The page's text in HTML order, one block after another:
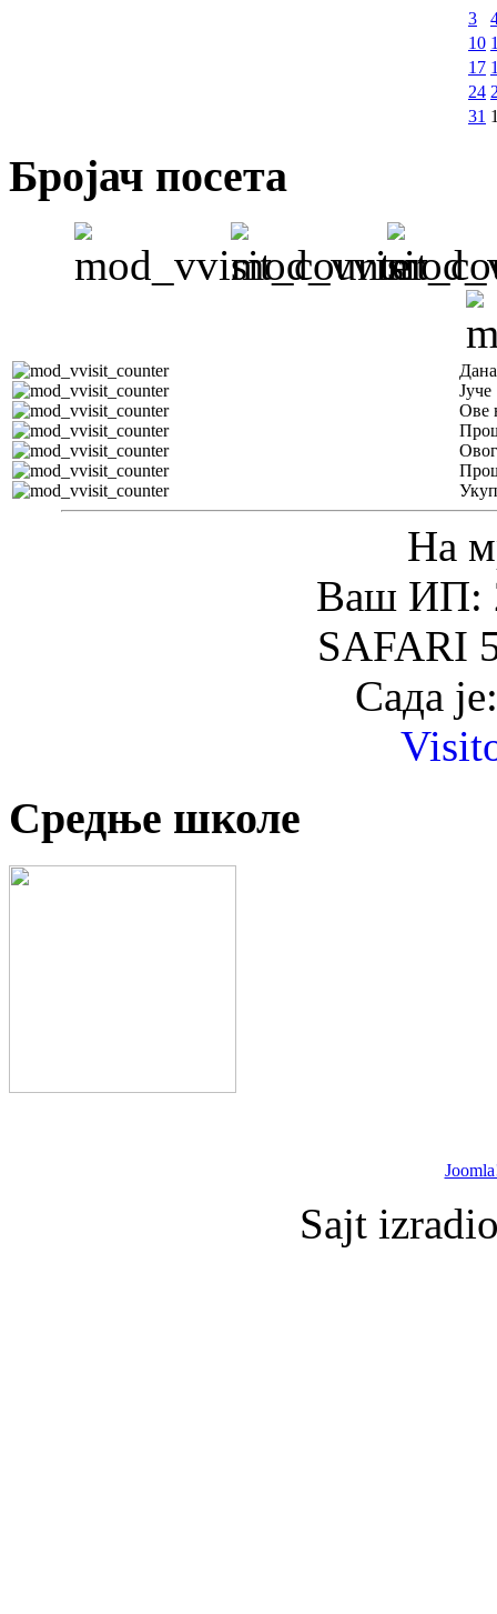
3
10
17
24
31
Бројач посета
Јуче
Ове
На
Ваш ИП:
SAFARI
Сада
Средње школе
Sajt